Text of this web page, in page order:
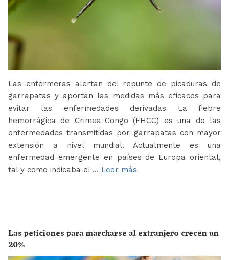
Las enfermeras alertan del repunte de picaduras de
garrapatas y aportan las medidas más eficaces para
evitar las enfermedades derivadas La fiebre
hemorrágica de Crimea-Congo (FHCC) es una de las
enfermedades transmitidas por garrapatas con mayor
extensión a nivel mundial. Actualmente es una
enfermedad emergente en países de Europa oriental,
tal y como indicaba el … Leer más
Las peticiones para marcharse al extranjero crecen un
20%